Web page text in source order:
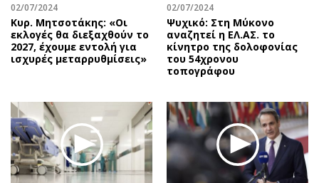
Ελλάδα
Διεθνή
Κληρώσεις Allwyn
Real Estate
Επιχειρήσεις
Αγορές
Money Review
Κινητά-tablets
Social
Αυτοκίνηση
Αφιερώματα
Οικονομία
Γενικά
Αναδρομές
Πρόσωπα
02/07/2024
Κυρ. Μητσοτάκης: «Οι
εκλογές θα διεξαχθούν το
2027, έχουμε εντολή για
ισχυρές μεταρρυθμίσεις»
02/07/2024
Ψυχικό: Στη Μύκονο
αναζητεί η ΕΛ.ΑΣ. το
κίνητρο της δολοφονίας
του 54χρονου
τοπογράφου